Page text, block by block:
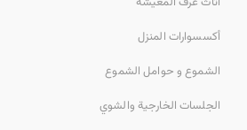
أكسسوارات المنزل
الشموع و حوامل الشموع
الجلسات الخارجية والشوي